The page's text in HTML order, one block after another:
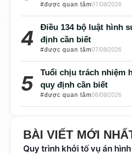
#được quan tâm07/08/2026
Điều 134 bộ luật hình
định cần biết
#được quan tâm07/08/2026
Tuổi chịu trách nhiệm
quy định cần biết
#được quan tâm06/08/2026
BÀI VIẾT MỚI
Quy trình khởi tố vụ án